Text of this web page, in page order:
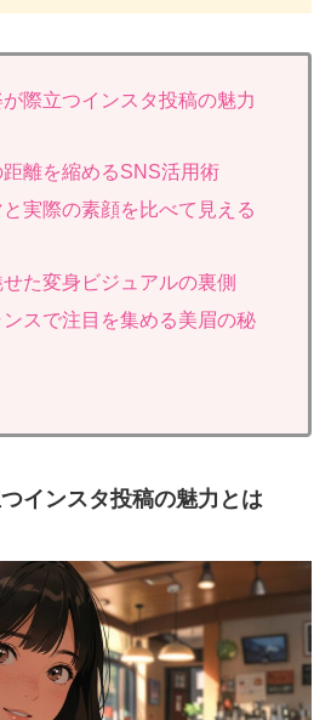
際立つインスタ投稿の魅力
離を縮めるSNS活用術
と実際の素顔を比べて見える
せた変身ビジュアルの裏側
スで注目を集める美眉の秘
インスタ投稿の魅力とは